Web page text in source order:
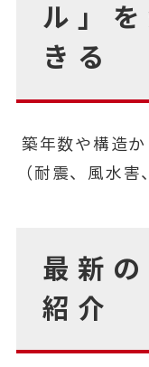
ル」
きる
築年数や構造
（耐震、風水
最新
紹介